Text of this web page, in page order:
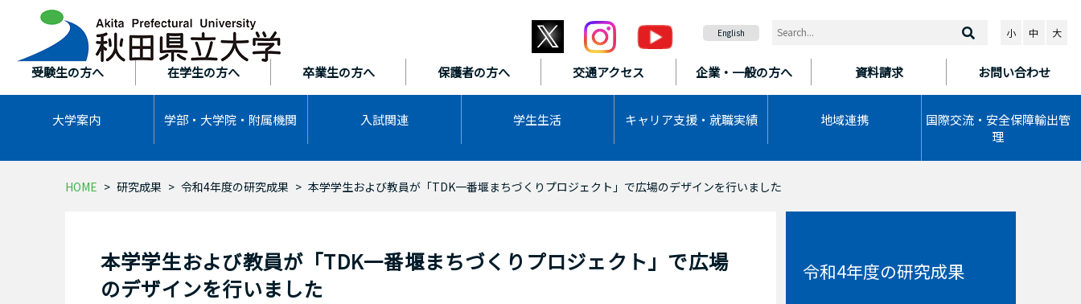
受験生の方へ 在学生の方へ 卒業生の方へ 保護者の方へ 交通アクセス 企業・一般の方へ 資料請求 お問い合わせ
大学案内 学部・大学院・ 附属機関 入試関連 学生生活 キャリア支援・ 就職実績 地域連携
国際交流・安全保障輸出管
理
English 小 中 大
HOME 研究成果 令和4年度の研究成果 本学学生および教員が「TDK一番堰まちづくりプロジェクト」で広場のデザインを行いました
本学学生および教員が「TDK一番堰まちづくりプロジェクト」で広場
のデザインを行いました
令和4年度の研究成果